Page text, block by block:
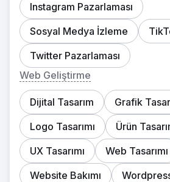
Instagram Pazarlaması
Sosyal Medya İzleme
Twitter Pazarlaması
Web Geliştirme
Dijital Tasarım
Grafik
Logo Tasarımı
Ürün
UX Tasarımı
Web Tasarımı
Website Bakımı